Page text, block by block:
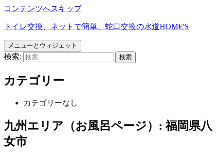
コンテンツへスキップ
トイレ交換、ネットで簡単、蛇口交換の水道HOME'S
メニューとウィジェット
検索:
カテゴリー
カテゴリーなし
九州エリア（お風呂ページ）:福岡県八
女市